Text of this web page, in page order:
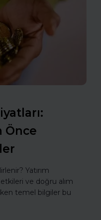
Önce
Yatırım
ve doğru alım
temel bilgiler bu